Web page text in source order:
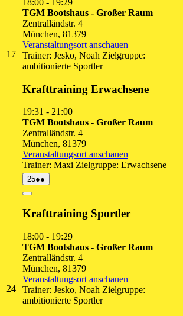
1717.
August
TGM Bootshaus - Großer Raum
Zentralländstr. 4
München, 81379
Veranstaltungsort anschauen
Trainer: Jesko, Noah Zielgruppe:
ambitionierte Sportler
Krafttraining Erwachsene
19:31 - 21:00
TGM Bootshaus - Großer Raum
Zentralländstr. 4
München, 81379
Veranstaltungsort anschauen
Trainer: Maxi Zielgruppe: Erwachsene
2424.
August
2525.
August
●●
Veranstaltungen)
Close
Krafttraining Sportler
18:00 - 19:29
TGM Bootshaus - Großer Raum
Zentralländstr. 4
München, 81379
Veranstaltungsort anschauen
Trainer: Jesko, Noah Zielgruppe:
ambitionierte Sportler